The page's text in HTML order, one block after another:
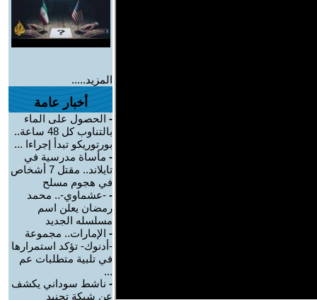
المزيد.....
أخبار عامة
- الحصول على الماء
بالتناوب كل 48 ساعة..
بورتوريكو تبدأ إجراءا ...
- مأساة مدرسية في
تايلاند.. مقتل 7 أشخاص
في هجوم مسلح
- -عشماوي-.. محمد
رمضان يعلن اسم
مسلسله الجديد
- الإمارات.. مجموعة
-أدنوك- تؤكد استمرارها
في تلبية متطلبات عم
...
- ناشط سوداني يكشف
عن شبكة تجنيد